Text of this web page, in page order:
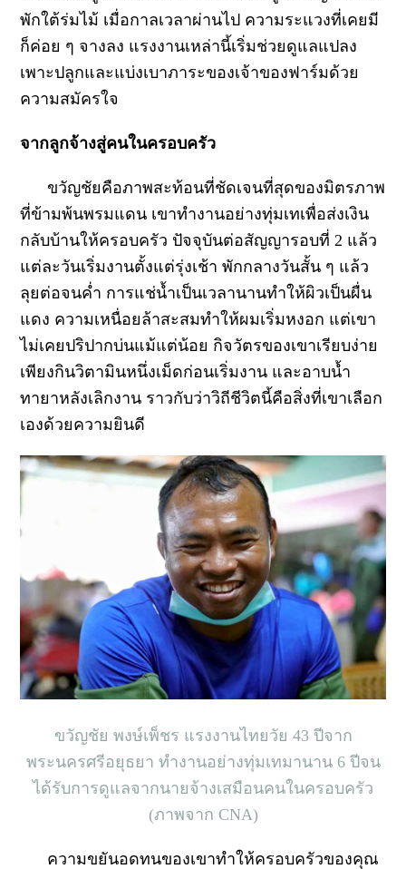
พักใต้ร่มไม้ เมื่อกาลเวลาผ่านไป ความระแวงที่เคยมี
ก็ค่อย ๆ จางลง แรงงานเหล่านี้เริ่มช่วยดูแลแปลง
เพาะปลูกและแบ่งเบาภาระของเจ้าของฟาร์มด้วย
ความสมัครใจ
จากลูกจ้างสู่คนในครอบครัว
ขวัญชัยคือภาพสะท้อนที่ชัดเจนที่สุดของมิตรภาพ
ที่ข้ามพ้นพรมแดน เขาทำงานอย่างทุ่มเทเพื่อส่งเงิน
กลับบ้านให้ครอบครัว ปัจจุบันต่อสัญญารอบที่ 2 แล้ว
แต่ละวันเริ่มงานตั้งแต่รุ่งเช้า พักกลางวันสั้น ๆ แล้ว
ลุยต่อจนค่ำ การแช่น้ำเป็นเวลานานทำให้ผิวเป็นผื่น
แดง ความเหนื่อยล้าสะสมทำให้ผมเริ่มหงอก แต่เขา
ไม่เคยปริปากบ่นแม้แต่น้อย กิจวัตรของเขาเรียบง่าย
เพียงกินวิตามินหนึ่งเม็ดก่อนเริ่มงาน และอาบน้ำ
ทายาหลังเลิกงาน ราวกับว่าวิถีชีวิตนี้คือสิ่งที่เขาเลือก
เองด้วยความยินดี
ขวัญชัย พงษ์เพ็ชร แรงงานไทยวัย 43 ปีจาก
พระนครศรีอยุธยา ทำงานอย่างทุ่มเทมานาน 6 ปีจน
ได้รับการดูแลจากนายจ้างเสมือนคนในครอบครัว
(ภาพจาก CNA)
ความขยันอดทนของเขาทำให้ครอบครัวของคุณ